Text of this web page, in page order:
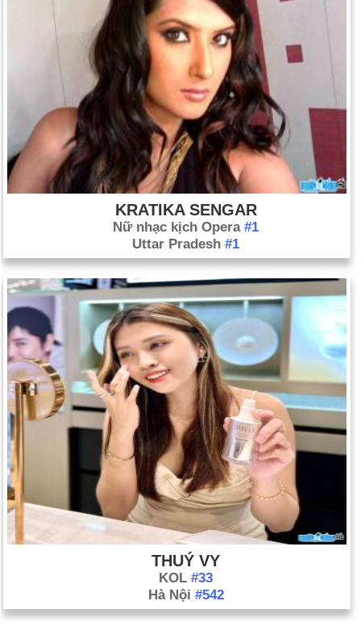
KRATIKA SENGAR
Nữ nhạc kịch Opera #1
Uttar Pradesh #1
THUÝ VY
KOL #33
Hà Nội #542